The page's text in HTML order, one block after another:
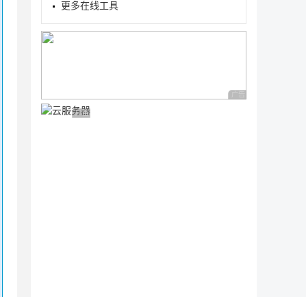
更多在线工具
广告 商业广告，理性
广告 商业广告，理性选择